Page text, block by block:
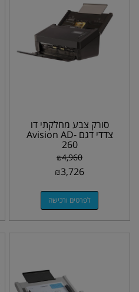
סורק צבע מחלקתי דו
צדדי דגם Avision AD-
260
₪4,960
₪3,726
לפרטים ורכישה